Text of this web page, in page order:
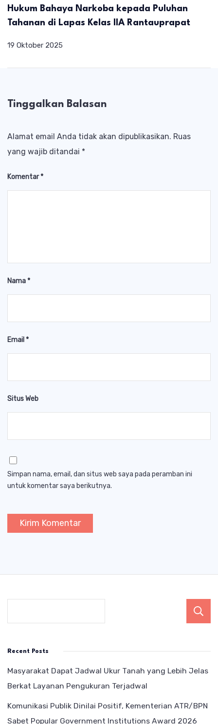
Hukum Bahaya Narkoba kepada Puluhan
Tahanan di Lapas Kelas IIA Rantauprapat
19 Oktober 2025
Tinggalkan Balasan
Alamat email Anda tidak akan dipublikasikan. Ruas
yang wajib ditandai *
Komentar*
Nama*
Email *
Situs Web
Simpan nama, email, dan situs web saya pada peramban ini
untuk komentar saya berikutnya.
Recent Posts
Masyarakat Dapat Jadwal Ukur Tanah yang Lebih Jelas
Berkat Layanan Pengukuran Terjadwal
Komunikasi Publik Dinilai Positif, Kementerian ATR/BPN
Sabet Popular Government Institutions Award 2026